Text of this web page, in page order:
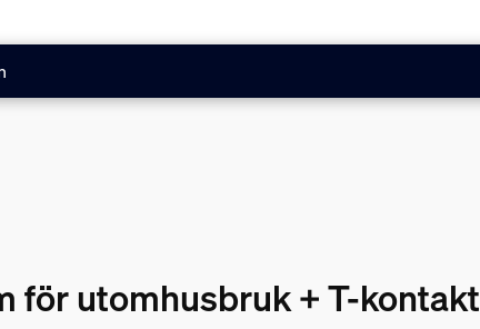
för utomhusbruk + T-kontakt